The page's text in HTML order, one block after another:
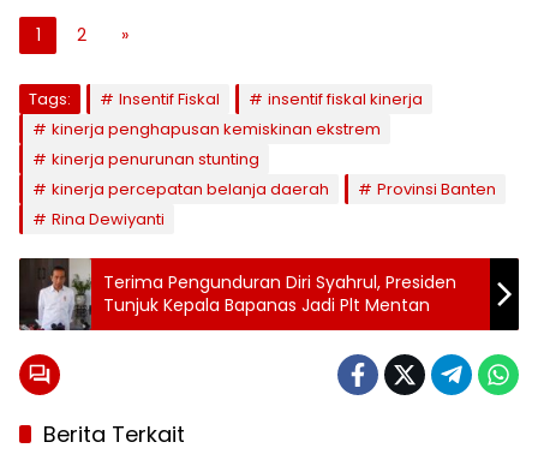
1 2 »
Tags: Insentif Fiskal
insentif fiskal kinerja
kinerja penghapusan kemiskinan ekstrem
kinerja penurunan stunting
kinerja percepatan belanja daerah
Provinsi Banten
Rina Dewiyanti
Terima Pengunduran Diri Syahrul, Presiden
Tunjuk Kepala Bapanas Jadi Plt Mentan
Berita Terkait